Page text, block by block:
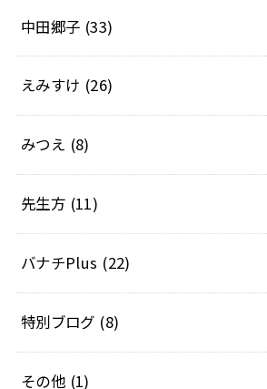
中田郷子 (33)
えみすけ (26)
みつえ (8)
先生方 (11)
バナチPlus (22)
特別ブログ (8)
その他 (1)